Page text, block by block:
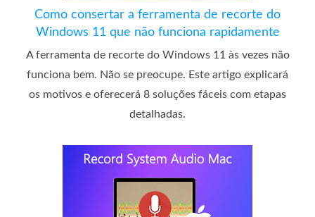
Como consertar a ferramenta de recorte do
Windows 11 que não funciona rapidamente
A ferramenta de recorte do Windows 11 às vezes não
funciona bem. Não se preocupe. Este artigo explicará
os motivos e oferecerá 8 soluções fáceis com etapas
detalhadas.